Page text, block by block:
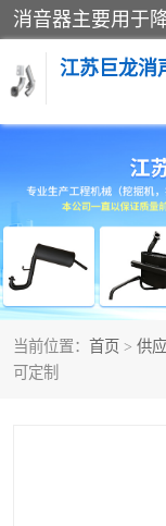
江苏巨龙消
当前位置： 首页 > 供
可定制
消声器